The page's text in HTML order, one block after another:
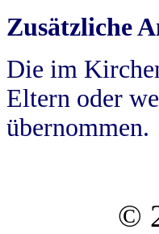
Zusätzliche
Die im
Eltern oder
übernommen.
©